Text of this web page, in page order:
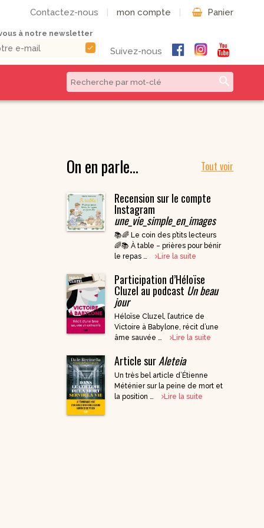
Contactez-nous mon compte Panier
à notre newsletter
check Suivez-nous
Béatitudes Musique
CD Histoire de
CD Petites
Conférences
DVD Documentaires
/ Enseignements
Vie pratique
search
On en parle… Tout voir
Recension sur le compte
Instagram
une_vie_simple_en_images
📚🌈 Le coin des p’tits lecteurs
🌈📚 À table – prières pour bénir
le repas …
Lire la suite
Participation d’Héloïse
Cluzel au podcast Un beau
jour
Héloïse Cluzel, l’autrice de
Victoire à Babylone, récit d’une
âme sauvée …
Lire la suite
Article surAleteia
Un très bel article d’Étienne
Méténier sur la peine de mort et
la position …
Lire la suite